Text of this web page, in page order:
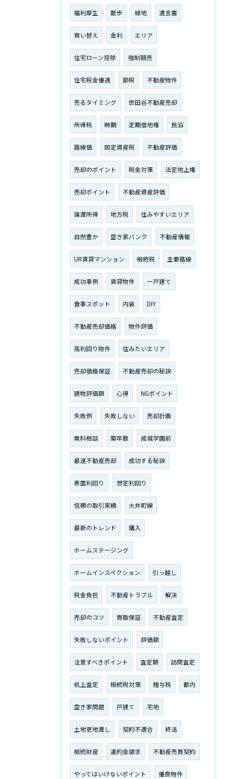
福利厚生 散歩 緑地 遺言書
買い替え 金利 エリア
住宅ローン控除 強制競売
住宅税金優遇 節税 不動産物件
売るタイミング 世田谷不動産売却
所得税 時期 定期借地権 民泊
路線価 固定資産税 不動産評価
売却のポイント 税金対策 法定地上権
売却ポイント 不動産資産評価
譲渡所得 地方税 住みやすいエリア
自然豊か 空き家バンク 不動産情報
UR賃貸マンション 相続税 主要路線
成功事例 賃貸物件 一戸建て
食事スポット 内装 DIY
不動産売却価格 物件評価
高利回り物件 住みたいエリア
売却価格保証 不動産売却の秘訣
建物評価額 心得 NGポイント
失敗例 失敗しない 売却計画
無料相談 築年数 成城学園前
最速不動産売却 成功する秘訣
表面利回り 想定利回り
信頼の取引実績 大井町線
最新のトレンド 購入
ホームステージング
ホームインスペクション 引っ越し
税金負担 不動産トラブル 解決
売却のコツ 買取保証 不動産査定
失敗しないポイント 評価額
注意すべきポイント 査定額 訪問査定
机上査定 相続税対策 贈与税 都内
空き家問題 戸建て 宅地
土地更地渡し 契約不適合 終活
相続財産 違約金請求 不動産売買契約
やってはいけないポイント 優良物件